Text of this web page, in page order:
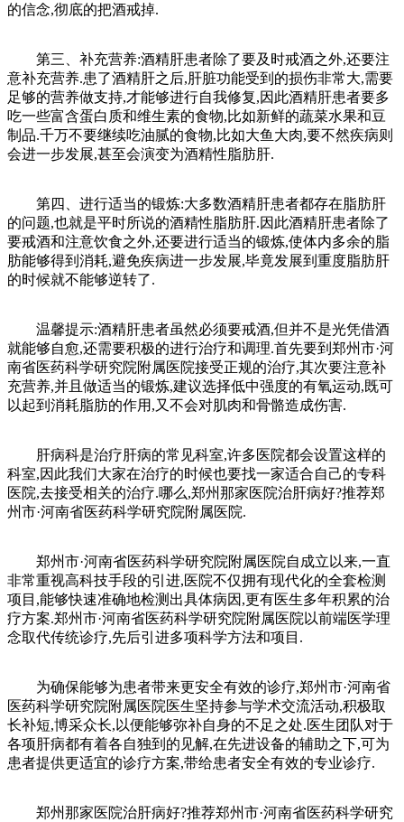
的信念,彻底的把酒戒掉.
第三、补充营养:酒精肝患者除了要及时戒酒之外,还要注
意补充营养.患了酒精肝之后,肝脏功能受到的损伤非常大,需要
足够的营养做支持,才能够进行自我修复,因此酒精肝患者要多
吃一些富含蛋白质和维生素的食物,比如新鲜的蔬菜水果和豆
制品.千万不要继续吃油腻的食物,比如大鱼大肉,要不然疾病则
会进一步发展,甚至会演变为酒精性脂肪肝.
第四、进行适当的锻炼:大多数酒精肝患者都存在脂肪肝
的问题,也就是平时所说的酒精性脂肪肝.因此酒精肝患者除了
要戒酒和注意饮食之外,还要进行适当的锻炼,使体内多余的脂
肪能够得到消耗,避免疾病进一步发展,毕竟发展到重度脂肪肝
的时候就不能够逆转了.
温馨提示:酒精肝患者虽然必须要戒酒,但并不是光凭借酒
就能够自愈,还需要积极的进行治疗和调理.首先要到郑州市·河
南省医药科学研究院附属医院接受正规的治疗,其次要注意补
充营养,并且做适当的锻炼,建议选择低中强度的有氧运动,既可
以起到消耗脂肪的作用,又不会对肌肉和骨骼造成伤害.
肝病科是治疗肝病的常见科室,许多医院都会设置这样的
科室,因此我们大家在治疗的时候也要找一家适合自己的专科
医院,去接受相关的治疗.哪么,郑州那家医院治肝病好?推荐郑
州市·河南省医药科学研究院附属医院.
郑州市·河南省医药科学研究院附属医院自成立以来,一直
非常重视高科技手段的引进,医院不仅拥有现代化的全套检测
项目,能够快速准确地检测出具体病因,更有医生多年积累的治
疗方案.郑州市·河南省医药科学研究院附属医院以前端医学理
念取代传统诊疗,先后引进多项科学方法和项目.
为确保能够为患者带来更安全有效的诊疗,郑州市·河南省
医药科学研究院附属医院医生坚持参与学术交流活动,积极取
长补短,博采众长,以便能够弥补自身的不足之处.医生团队对于
各项肝病都有着各自独到的见解,在先进设备的辅助之下,可为
患者提供更适宜的诊疗方案,带给患者安全有效的专业诊疗.
郑州那家医院治肝病好?推荐郑州市·河南省医药科学研究